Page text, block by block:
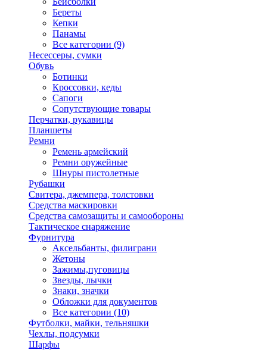
Береты
Кепки
Панамы
Все категории (9)
Несессеры, сумки
Обувь
Ботинки
Кроссовки, кеды
Сапоги
Сопутствующие товары
Перчатки, рукавицы
Планшеты
Ремни
Ремень армейский
Ремни оружейные
Шнуры пистолетные
Рубашки
Свитера, джемпера, толстовки
Средства маскировки
Средства самозащиты и самообороны
Тактическое снаряжение
Фурнитура
Аксельбанты, филиграни
Жетоны
Зажимы,пуговицы
Звезды, лычки
Знаки, значки
Обложки для документов
Все категории (10)
Футболки, майки, тельняшки
Чехлы, подсумки
Шарфы